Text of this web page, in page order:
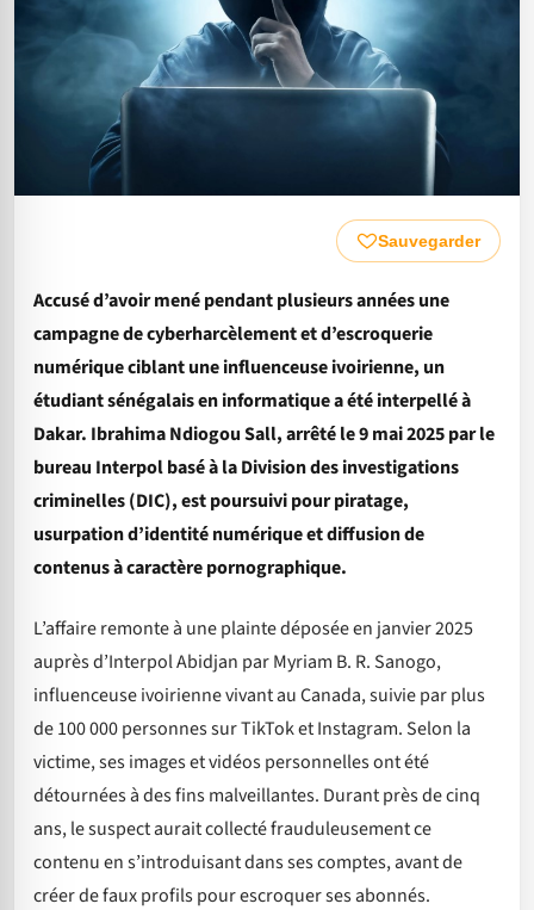
Sauvegarder
Accusé d’avoir mené pendant plusieurs années une
campagne de cyberharcèlement et d’escroquerie
numérique ciblant une influenceuse ivoirienne, un
étudiant sénégalais en informatique a été interpellé à
Dakar. Ibrahima Ndiogou Sall, arrêté le 9 mai 2025 par le
bureau Interpol basé à la Division des investigations
criminelles (DIC), est poursuivi pour piratage,
usurpation d’identité numérique et diffusion de
contenus à caractère pornographique.
L’affaire remonte à une plainte déposée en janvier 2025
auprès d’Interpol Abidjan par Myriam B. R. Sanogo,
influenceuse ivoirienne vivant au Canada, suivie par plus
de 100 000 personnes sur TikTok et Instagram. Selon la
victime, ses images et vidéos personnelles ont été
détournées à des fins malveillantes. Durant près de cinq
ans, le suspect aurait collecté frauduleusement ce
contenu en s’introduisant dans ses comptes, avant de
créer de faux profils pour escroquer ses abonnés.